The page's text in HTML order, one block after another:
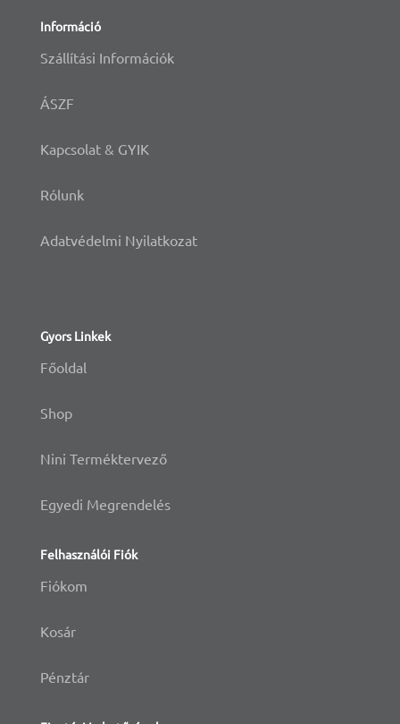
Információ
Szállítási Információk
ÁSZF
Kapcsolat & GYIK
Rólunk
Adatvédelmi Nyilatkozat
Gyors Linkek
Főoldal
Shop
Nini Terméktervező
Egyedi Megrendelés
Felhasználói Fiók
Fiókom
Kosár
Pénztár